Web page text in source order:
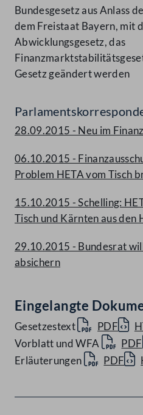
Bundesgesetz aus Anlass
dem Freistaat Bayern, mit
Abwicklungsgesetz, das
Gesetz geändert werden
28.09.2015 - Neu im
06.10.2015 -
Problem HETA vom Tisch
15.10.2015 - Schelling:
Tisch und Kärnten aus den
29.10.2015 - Bundesrat
absichern
Eingelangte
Gesetzestext PDF
Vorblatt und WFA
PDF
Erläuterungen
PDF